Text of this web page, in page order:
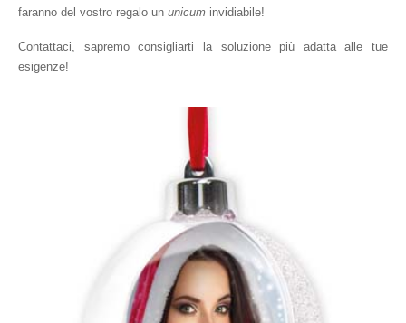
faranno del vostro regalo un unicum invidiabile!
Contattaci , sapremo consigliarti la soluzione più adatta alle tue
esigenze!